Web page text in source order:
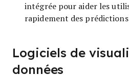
intégrée pour aider les
rapidement des
Logiciels de
données